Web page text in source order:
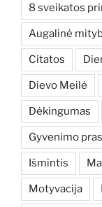
8 sveikatos
Augalinė
Citatos
Dievo Meilė
Dėkingumas
Gyvenimo
Išmintis
Motyvacija